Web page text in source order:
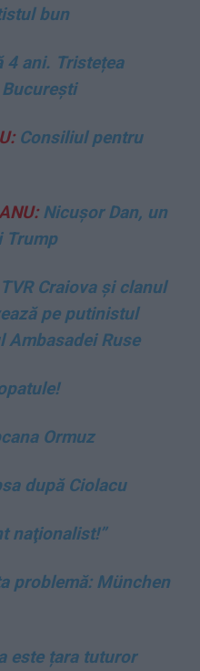
bun
4 ani. Tristețea
Consiliul pentru
Nicușor Dan, un
Trump
Craiova și clanul
pe putinistul
Ambasadei Ruse
Ormuz
după Ciolacu
naţionalist!”
problemă: München
este țara tuturor